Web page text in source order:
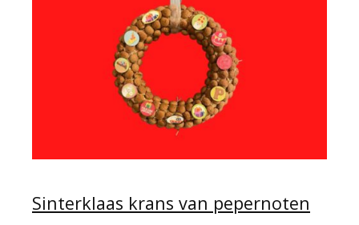
Sinterklaas krans van pepernoten